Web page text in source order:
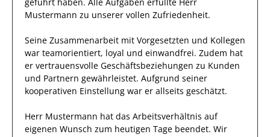
Mustermann zu unserer vollen Zufriedenheit.
Seine Zusammenarbeit mit Vorgesetzten und Kollegen
war teamorientiert, loyal und einwandfrei. Zudem hat
er vertrauensvolle Geschäftsbeziehungen zu Kunden
und Partnern gewährleistet. Aufgrund seiner
kooperativen Einstellung war er allseits geschätzt.
Herr Mustermann hat das Arbeitsverhältnis auf
eigenen Wunsch zum heutigen Tage beendet. Wir